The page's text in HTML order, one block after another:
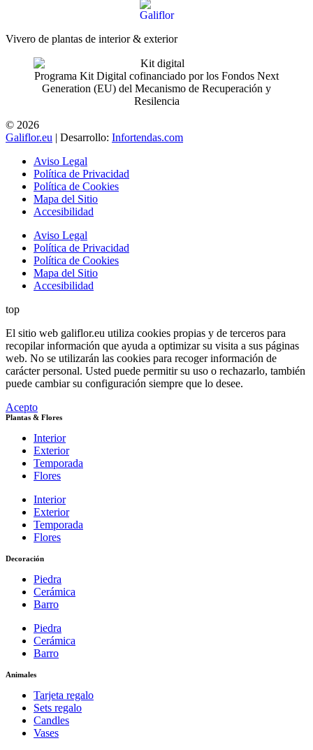
Vivero de plantas de interior & exterior
Programa Kit Digital cofinanciado por los Fondos Next
Generation (EU) del Mecanismo de Recuperación y
Resilencia
© 2026
Galiflor.eu | Desarrollo: Infortendas.com
Aviso Legal
Política de Privacidad
Política de Cookies
Mapa del Sitio
Accesibilidad
Aviso Legal
Política de Privacidad
Política de Cookies
Mapa del Sitio
Accesibilidad
top
El sitio web galiflor.eu utiliza cookies propias y de terceros para
recopilar información que ayuda a optimizar su visita a sus páginas
web. No se utilizarán las cookies para recoger información de
carácter personal. Usted puede permitir su uso o rechazarlo, también
puede cambiar su configuración siempre que lo desee.
Acepto
Plantas & Flores
Interior
Exterior
Temporada
Flores
Interior
Exterior
Temporada
Flores
Decoración
Piedra
Cerámica
Barro
Piedra
Cerámica
Barro
Animales
Tarjeta regalo
Sets regalo
Candles
Vases